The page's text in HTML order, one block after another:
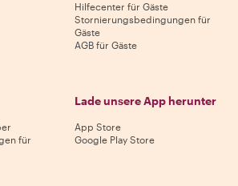
Hilfecenter für Gäste
Stornierungsbedingungen für
Gäste
AGB für Gäste
für
Lade unsere App herunter
App Store
Google Play Store